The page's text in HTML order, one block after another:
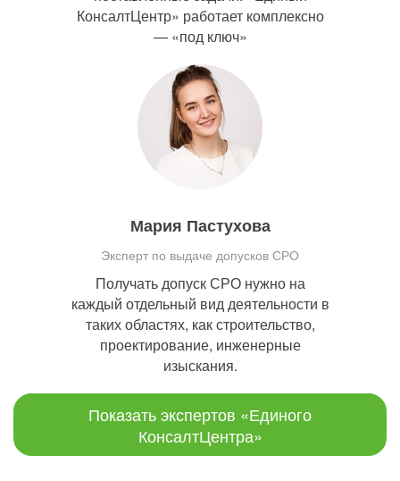
КонсалтЦентр» работает комплексно
— «под ключ»
Мария Пастухова
Эксперт по выдаче допусков СРО
Получать допуск СРО нужно на
каждый отдельный вид деятельности в
таких областях, как строительство,
проектирование, инженерные
изыскания.
Показать экспертов «Единого
КонсалтЦентра»